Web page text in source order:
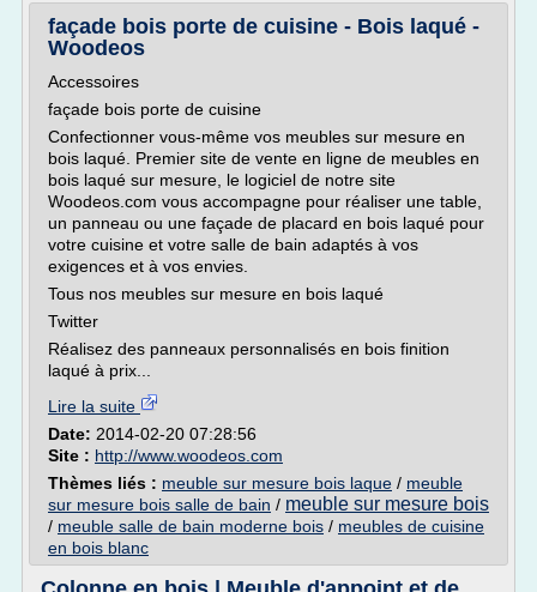
façade bois porte de cuisine - Bois laqué -
Woodeos
Accessoires
façade bois porte de cuisine
Confectionner vous-même vos meubles sur mesure en
bois laqué. Premier site de vente en ligne de meubles en
bois laqué sur mesure, le logiciel de notre site
Woodeos.com vous accompagne pour réaliser une table,
un panneau ou une façade de placard en bois laqué pour
votre cuisine et votre salle de bain adaptés à vos
exigences et à vos envies.
Tous nos meubles sur mesure en bois laqué
Twitter
Réalisez des panneaux personnalisés en bois finition
laqué à prix...
Lire la suite
Date: 2014-02-20 07:28:56
Site : http://www.woodeos.com
Thèmes liés : meuble sur mesure bois laque / meuble
sur mesure bois salle de bain / meuble sur mesure bois
/ meuble salle de bain moderne bois / meubles de cuisine
en bois blanc